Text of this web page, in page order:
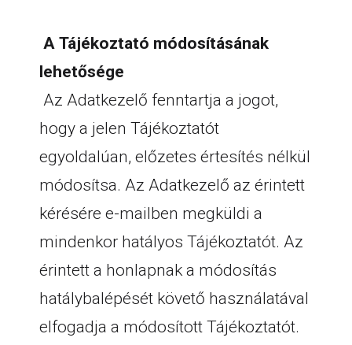
A Tájékoztató módosításának
lehetősége
Az Adatkezelő fenntartja a jogot,
hogy a jelen Tájékoztatót
egyoldalúan, előzetes értesítés nélkül
módosítsa. Az Adatkezelő az érintett
kérésére e-mailben megküldi a
mindenkor hatályos Tájékoztatót. Az
érintett a honlapnak a módosítás
hatálybalépését követő használatával
elfogadja a módosított Tájékoztatót.